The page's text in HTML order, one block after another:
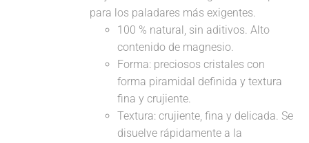
para los paladares más exigentes.
100 % natural, sin aditivos. Alto
contenido de magnesio.
Forma: preciosos cristales con
forma piramidal definida y textura
fina y crujiente.
Textura: crujiente, fina y delicada. Se
disuelve rápidamente a la